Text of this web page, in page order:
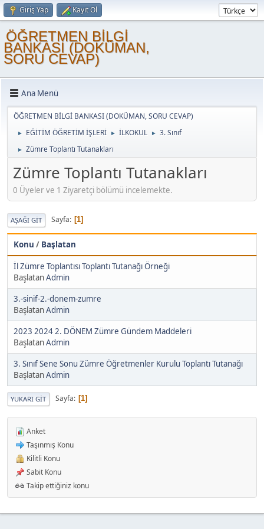
Giriş Yap Kayıt Ol
ÖĞRETMEN BİLGİ
BANKASI (DOKÜMAN,
SORU CEVAP)
Ana Menü
ÖĞRETMEN BİLGİ BANKASI (DOKÜMAN, SORU CEVAP)
► EĞİTİM ÖĞRETİM İŞLERİ ► İLKOKUL ► 3. Sınıf
► Zümre Toplantı Tutanakları
Zümre Toplantı Tutanakları
0 Üyeler ve 1 Ziyaretçi bölümü incelemekte.
AŞAĞI GIT Sayfa 1
Konu / Başlatan
İl Zümre Toplantısı Toplantı Tutanağı Örneği
BaşlatanAdmin
3.-sinif-2.-donem-zumre
BaşlatanAdmin
2023 2024 2. DÖNEM Zümre Gündem Maddeleri
BaşlatanAdmin
3. Sınıf Sene Sonu Zümre Öğretmenler Kurulu Toplantı Tutanağı
BaşlatanAdmin
YUKARI GIT Sayfa 1
Anket
Taşınmış Konu
Kilitli Konu
Sabit Konu
Takip ettiğiniz konu